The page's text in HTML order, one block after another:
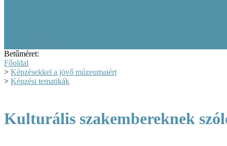
Betűméret:
Főoldal
> Képzésekkel a jövő múzeumaiért
> Képzési tematikák
Kulturális szakembereknek